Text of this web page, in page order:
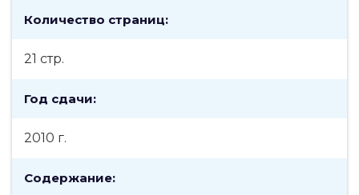
Количество страниц:
21 стр.
Год сдачи:
2010 г.
Содержание: